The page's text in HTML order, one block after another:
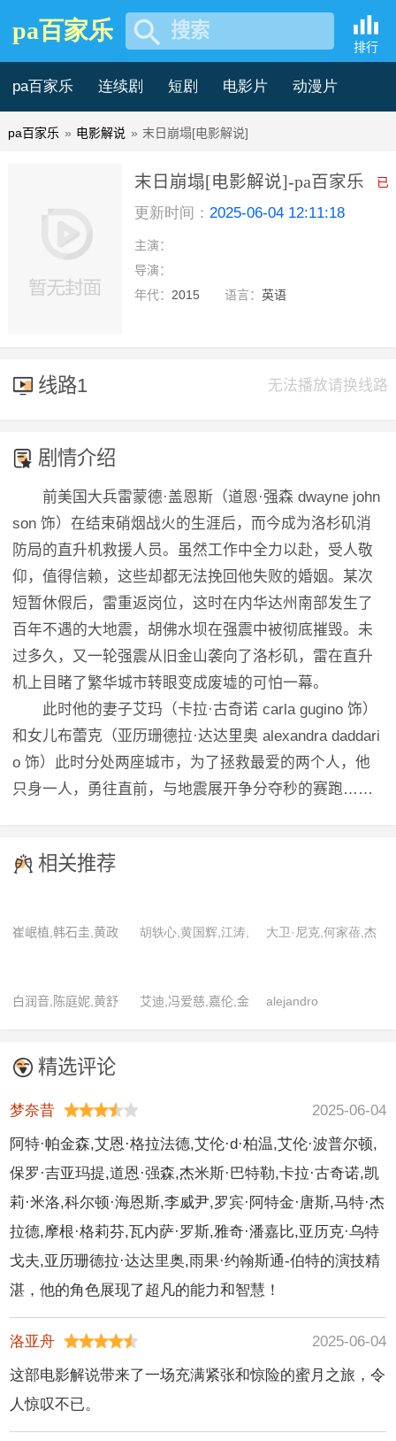
pa百家乐 搜索
排行
pa百家乐 连续剧 短剧 电影片 动漫片
记录片 综艺片
pa百家乐 » 电影解说 » 末日崩塌[电影解说]
末日崩塌[电影解说]-pa百家乐 已
更新时间： 2025-06-04 12:11:18
主演：
导演：
年代： 2015 语言： 英语
线路1 无法播放请换线路
剧情介绍
前美国大兵雷蒙德·盖恩斯（道恩·强森 dwayne john
son 饰）在结束硝烟战火的生涯后，而今成为洛杉矶消
防局的直升机救援人员。虽然工作中全力以赴，受人敬
仰，值得信赖，这些却都无法挽回他失败的婚姻。某次
短暂休假后，雷重返岗位，这时在内华达州南部发生了
百年不遇的大地震，胡佛水坝在强震中被彻底摧毁。未
过多久，又一轮强震从旧金山袭向了洛杉矶，雷在直升
机上目睹了繁华城市转眼变成废墟的可怕一幕。
此时他的妻子艾玛（卡拉·古奇诺 carla gugino 饰）
和女儿布蕾克（亚历珊德拉·达达里奥 alexandra daddari
o 饰）此时分处两座城市，为了拯救最爱的两个人，他
只身一人，勇往直前，与地震展开争分夺秒的赛跑……
相关推荐
崔岷植,韩石圭,黄政
朴勇宇,宋康昊,余浩
胡轶心,黄国辉,江涛,
保,王晓怡,袁富华,翟
大卫·尼克,何家蓓,杰
白润音,陈庭妮,黄舒
刘明勋,刘子铨,卢以
恩,阙铭佑,饶星星,喜
伟,郑人硕
艾迪,冯爱慈,嘉伦,金
alejandro
duarte,vala noren,
大卫·巴雷亚,何塞‧帕
尔马,克里斯蒂娜·罗
朵,马克·门查卡,米切
克
精选评论
梦奈昔
2025-06-04
阿特·帕金森,艾恩·格拉法德,艾伦·d·柏温,艾伦·波普尔顿,
保罗·吉亚玛提,道恩·强森,杰米斯·巴特勒,卡拉·古奇诺,凯
莉·米洛,科尔顿·海恩斯,李威尹,罗宾·阿特金·唐斯,马特·杰
拉德,摩根·格莉芬,瓦内萨·罗斯,雅奇·潘嘉比,亚历克·乌特
戈夫,亚历珊德拉·达达里奥,雨果·约翰斯通-伯特的演技精
湛，他的角色展现了超凡的能力和智慧！
洛亚舟
2025-06-04
这部电影解说带来了一场充满紧张和惊险的蜜月之旅，令
人惊叹不已。